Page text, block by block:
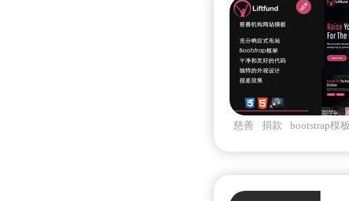
慈善 捐款 bootstrap模板